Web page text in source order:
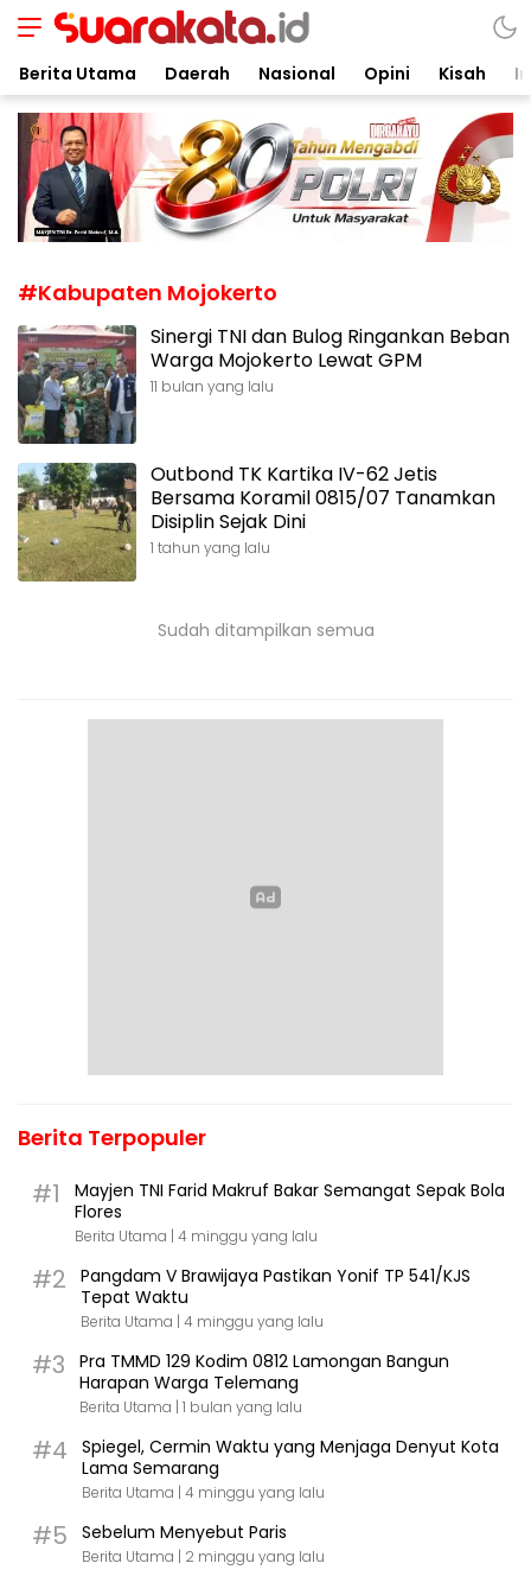
Suarakata.id
Kata Bicara Suara Bergerak
Berita Utama Daerah Nasional Opini Kisah
#Kabupaten Mojokerto
Sinergi TNI dan Bulog Ringankan Beban
Warga Mojokerto Lewat GPM
11 bulan yang lalu
Outbond TK Kartika IV-62 Jetis
Bersama Koramil 0815/07 Tanamkan
Disiplin Sejak Dini
1 tahun yang lalu
Sudah ditampilkan semua
Berita Terpopuler
#1
Mayjen TNI Farid Makruf Bakar Semangat Sepak Bola
Flores
Berita Utama | 4 minggu yang lalu
#2
Pangdam V Brawijaya Pastikan Yonif TP 541/KJS
Tepat Waktu
Berita Utama | 4 minggu yang lalu
#3
Pra TMMD 129 Kodim 0812 Lamongan Bangun
Harapan Warga Telemang
Berita Utama | 1 bulan yang lalu
#4
Spiegel, Cermin Waktu yang Menjaga Denyut Kota
Lama Semarang
Berita Utama | 4 minggu yang lalu
#5 Sebelum Menyebut Paris
Berita Utama | 2 minggu yang lalu